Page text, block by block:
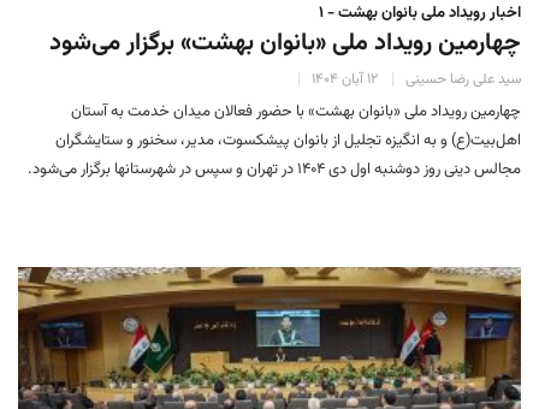
اخبار رویداد ملی بانوان بهشت - ۱
چهارمین رویداد ملی «بانوان بهشت» برگزار می‌شود
سید علی رضا حسینی ۱۲ آبان ۱۴۰۴
چهارمین رویداد ملی «بانوان بهشت» با حضور فعالان میدان خدمت به آستان
اهل‌بیت(ع) و به انگیزه تجلیل از بانوان پیشکسوت، مدیر، سخنور و ستایشگران
مجالس دینی روز دوشنبه اول دی ۱۴۰۴ در تهران و سپس در شهرستانها برگزار می‌شود.